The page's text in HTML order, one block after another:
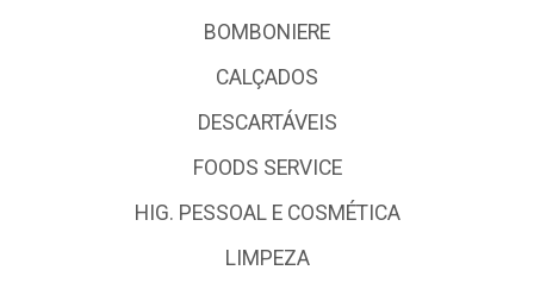
BOMBONIERE
CALÇADOS
DESCARTÁVEIS
FOODS SERVICE
HIG. PESSOAL E COSMÉTICA
LIMPEZA